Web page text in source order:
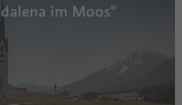
im Moos"